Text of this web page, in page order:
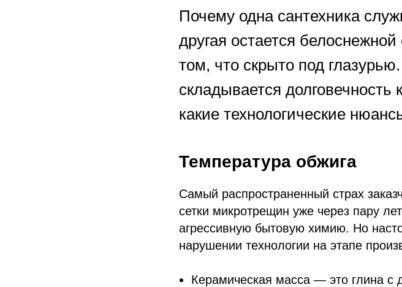
Почему одна сантехника
другая остается
том, что скрыто под
складывается долговечность
какие технологические
Температура обжига
Самый распространенный страх
сетки микротрещин уже через пару
агрессивную бытовую химию. Но
нарушении технологии на этапе
Керамическая масса — это глина с